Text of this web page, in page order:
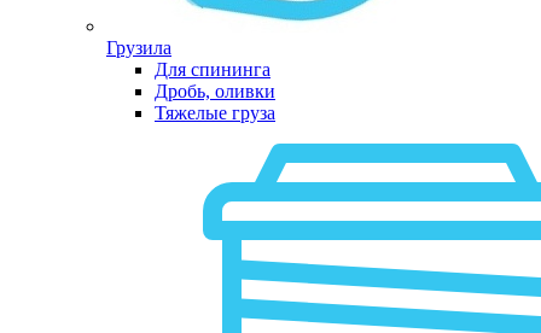
Грузила
Для спининга
Дробь, оливки
Тяжелые груза